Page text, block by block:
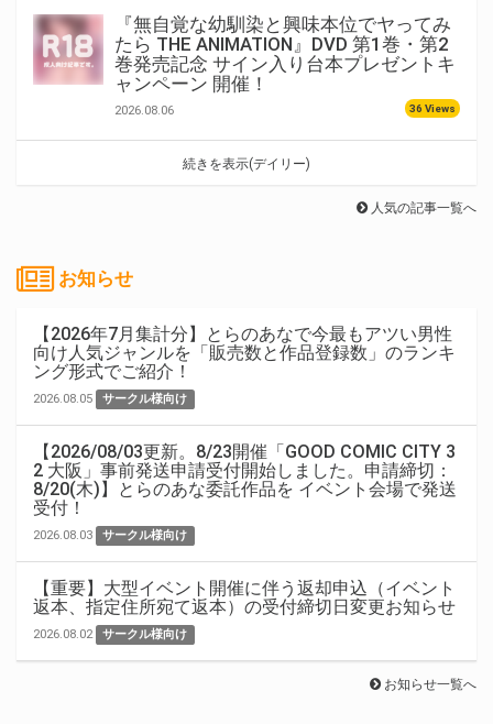
『無自覚な幼馴染と興味本位でヤってみ
たら THE ANIMATION』DVD 第1巻・第2
巻発売記念 サイン入り台本プレゼントキ
ャンペーン 開催！
2026.08.06 36 Views
続きを表示(デイリー)
人気の記事一覧へ
お知らせ
【2026年7月集計分】とらのあなで今最もアツい男性
向け人気ジャンルを「販売数と作品登録数」のランキ
ング形式でご紹介！
2026.08.05 サークル様向け
【2026/08/03更新。8/23開催「GOOD COMIC CITY 3
2 大阪」事前発送申請受付開始しました。申請締切：
8/20(木)】とらのあな委託作品を イベント会場で発送
受付！
2026.08.03 サークル様向け
【重要】大型イベント開催に伴う返却申込（イベント
返本、指定住所宛て返本）の受付締切日変更お知らせ
2026.08.02 サークル様向け
お知らせ一覧へ